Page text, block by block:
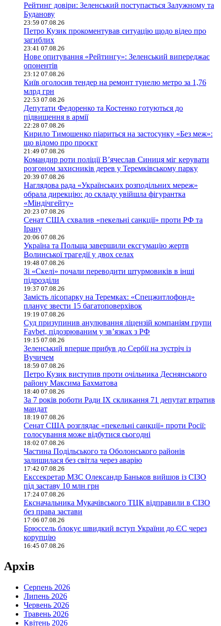
Рейтинг довіри: Зеленський поступається Залужному та
Буданову
23:59 07.08.26
Петро Кузик прокоментував ситуацію щодо відео про
загиблих
23:41 07.08.26
Нове опитування «Рейтингу»: Зеленський випереджає
опонентів
23:12 07.08.26
Київ оголосив тендер на ремонт тунелю метро за 1,76
млрд грн
22:53 07.08.26
Депутати Федоренко та Костенко готуються до
підвищення в армії
22:28 07.08.26
Кирило Тимошенко піариться на застосунку «Без меж»:
що відомо про проєкт
21:49 07.08.26
Командир роти поліції В’ячеслав Синиця міг керувати
розгоном захисників дерев у Теремківському парку
20:39 07.08.26
Наглядова рада «Українських розподільних мереж»
обрала дирекцію: до складу увійшла фігурантка
«Міндічгейту»
20:23 07.08.26
Сенат США схвалив «пекельні санкції» проти РФ та
Ірану
20:06 07.08.26
Україна та Польща завершили ексгумацію жертв
Волинської трагедії у двох селах
19:48 07.08.26
Зі «Скелі» почали переводити штурмовиків в інші
підрозділи
19:37 07.08.26
Замість лісопарку на Теремках: «Спецжитлофонд»
планує звести 15 багатоповерхівок
19:19 07.08.26
Суд призупинив анулювання ліцензій компаніям групи
Favbet, підозрюваним у зв’язках з РФ
19:15 07.08.26
Зеленський вперше прибув до Сербії на зустріч із
Вучичем
18:59 07.08.26
Петро Кузик виступив проти очільника Деснянського
району Максима Бахматова
18:40 07.08.26
За 7 років роботи Ради IX скликання 71 депутат втратив
мандат
18:19 07.08.26
Сенат США розглядає «пекельні санкції» проти Росії:
голосування може відбутися сьогодні
18:02 07.08.26
Частина Подільського та Оболонського районів
залишилася без світла через аварію
17:42 07.08.26
Екссекретар МЗС Олександр Баньков вийшов із СІЗО
під заставу 10 млн грн
17:24 07.08.26
Ексначальника Мукачівського ТЦК відправили в СІЗО
без права застави
17:06 07.08.26
Брюссель блокує швидкий вступ України до ЄС через
корупцію
16:45 07.08.26
Архів
Серпень 2026
Липень 2026
Червень 2026
Травень 2026
Квітень 2026